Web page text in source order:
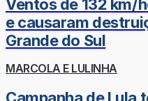
Ventos de 132 km/
e causaram
Grande do Sul
MARCOLA E LULINHA